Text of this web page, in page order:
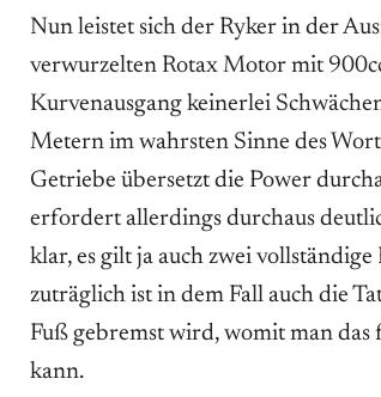
Nun leistet sich der Ryker in der
verwurzelten Rotax Motor mit
Kurvenausgang keinerlei
Metern im wahrsten Sinne des
Getriebe übersetzt die Power
erfordert allerdings durchaus
klar, es gilt ja auch zwei
zuträglich ist in dem Fall auch die
Fuß gebremst wird, womit man
kann.